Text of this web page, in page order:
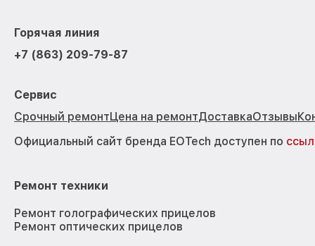
Горячая линия
+7 (863) 209-79-87
Сервис
Срочный ремонтЦена на ремонтДоставкаОтзывы
Официальный сайт бренда EOTech доступен по
Ремонт техники
Ремонт голографических прицелов
Ремонт оптических прицелов